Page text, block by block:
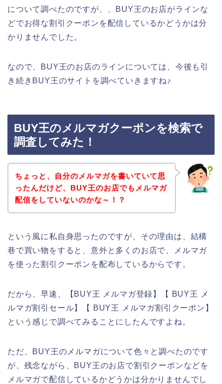
について調べたのですが、、BUY王のお店がラインな
どでお得な割引クーポンを配信しているかどうかは分
かりませんでした。
なので、BUY王のお店のラインについては、今後も引
き続きBUY王のサイトを調べていきますね♪
BUY王のメルマガクーポンを検索で
調査してみた！
ちょっと、自分のメルマガを書いていて思
ったんだけど、BUY王のお店でもメルマガ
配信をしていないのかな～！？
という風に私自身思ったのですが、その理由は、結構
巷で買い物をすると、意外と多くのお店で、メルマガ
を使った割引クーポンを配布しているからです。
だから、早速、【BUY王 メルマガ登録】【 BUY王 メ
ルマガ割引セール】【 BUY王 メルマガ割引クーポン】
という感じで調べてみることにしたんですよね。
ただ、BUY王のメルマガについて色々と調べたのです
が、残念ながら、BUY王のお店で割引クーポンなどを
メルマガで配信しているかどうかは分かりませんでし